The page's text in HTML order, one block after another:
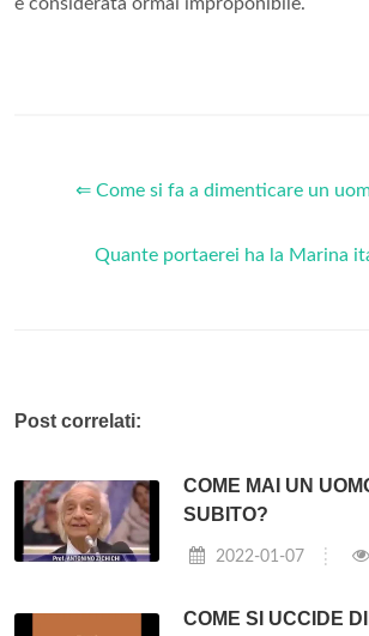
e considerata ormai improponibile.
⇐ Come si fa a dimenticare un
Quante portaerei ha la Marina
Post correlati:
COME MAI UN
SUBITO?
2022-01-07
COME SI UCCIDE